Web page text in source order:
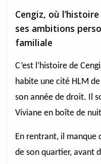
Cengiz, où
ses ambitions
familiale
C’est l’histoire de
habite une cité HLM
son année de droit. Il
Viviane en boîte de
En rentrant, il manque
de son quartier, avant